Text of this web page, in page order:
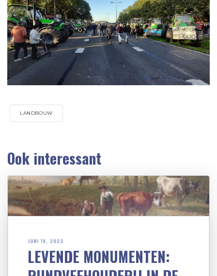
LANDBOUW
Ook interessant
JUNI 19, 2023
LEVENDE MONUMENTEN: